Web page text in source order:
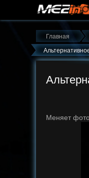
Главная
Меняет